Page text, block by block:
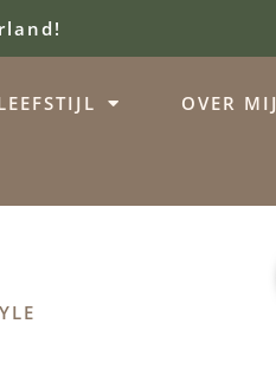
OVER MIJ